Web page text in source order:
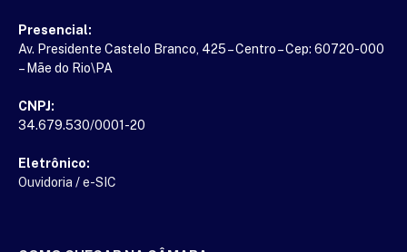
Presencial:
Av. Presidente Castelo Branco, 425 – Centro – Cep: 60720-000
– Mãe do Rio\PA
CNPJ:
34.679.530/0001-20
Eletrônico:
Ouvidoria /e-SIC